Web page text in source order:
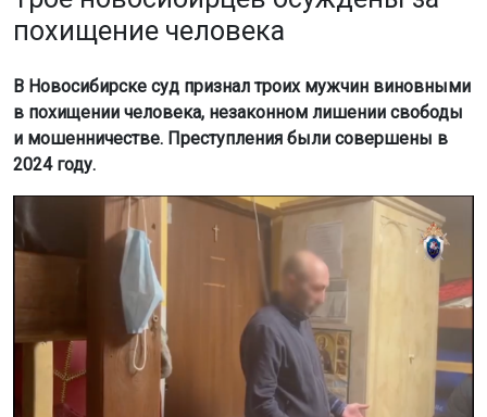
похищение человека
В Новосибирске суд признал троих мужчин виновными
в похищении человека, незаконном лишении свободы
и мошенничестве. Преступления были совершены в
2024 году.